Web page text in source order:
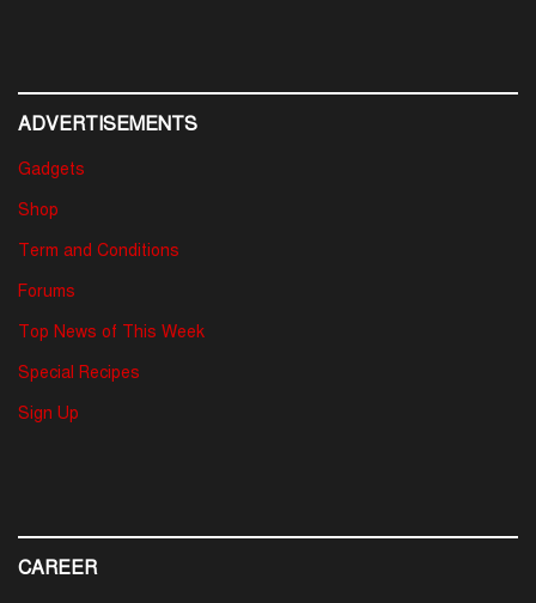
ADVERTISEMENTS
Gadgets
Shop
Term and Conditions
Forums
Top News of This Week
Special Recipes
Sign Up
CAREER